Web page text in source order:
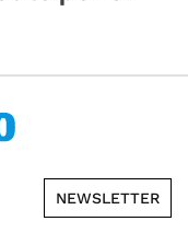
NEWSLETTER